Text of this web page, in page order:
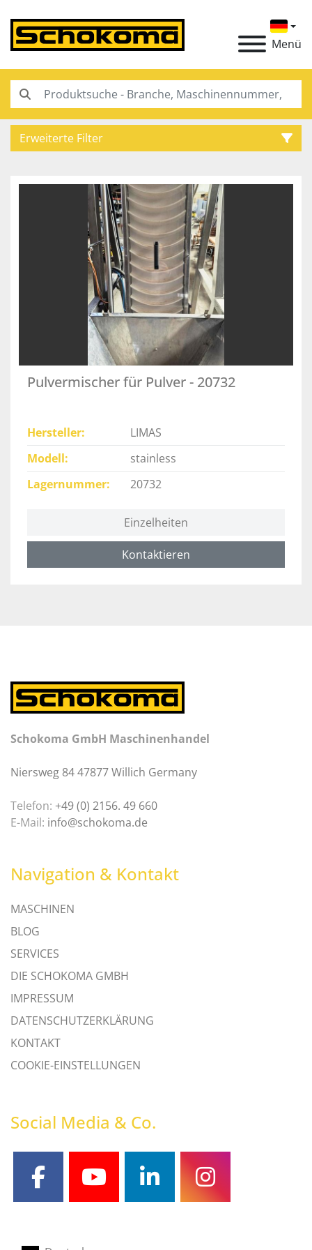
Menü
Erweiterte Filter
Pulvermischer für Pulver - 20732
Hersteller
LIMAS
Modell
stainless
Lagernummer
20732
Einzelheiten
Kontaktieren
Schokoma GmbH Maschinenhandel
Niersweg 84 47877 Willich Germany
Telefon: +49 (0) 2156. 49 660
E-Mail: info@schokoma.de
Navigation & Kontakt
MASCHINEN
BLOG
SERVICES
DIE SCHOKOMA GMBH
IMPRESSUM
DATENSCHUTZERKLÄRUNG
KONTAKT
COOKIE-EINSTELLUNGEN
Social Media & Co.
facebookyoutubelinkedininstagram